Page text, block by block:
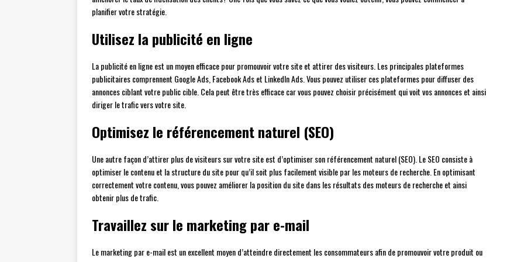
planifier votre stratégie.
Utilisez la publicité en ligne
La publicité en ligne est un moyen efficace pour promouvoir votre site et attirer des visiteurs. Les principales plateformes
publicitaires comprennent Google Ads, Facebook Ads et LinkedIn Ads. Vous pouvez utiliser ces plateformes pour diffuser des
annonces ciblant votre public cible. Cela peut être très efficace car vous pouvez choisir précisément qui voit vos annonces et ainsi
diriger le trafic vers votre site.
Optimisez le référencement naturel (SEO)
Une autre façon d’attirer plus de visiteurs sur votre site est d’optimiser son référencement naturel (SEO). Le SEO consiste à
optimiser le contenu et la structure du site pour qu’il soit plus facilement visible par les moteurs de recherche. En optimisant
correctement votre contenu, vous pouvez améliorer la position du site dans les résultats des moteurs de recherche et ainsi
obtenir plus de trafic.
Travaillez sur le marketing par e-mail
Le marketing par e-mail est un excellent moyen d’atteindre directement les consommateurs afin de promouvoir votre produit ou